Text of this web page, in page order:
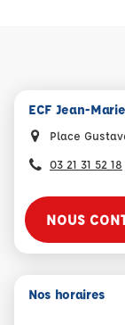
ECF Jean-
Place
03 21 31 52 18
NOUS
Nos horaires